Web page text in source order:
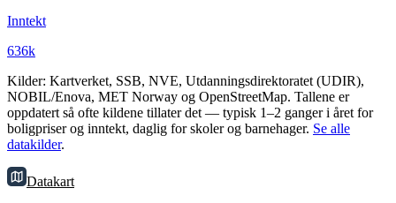
Inntekt
636k
Kilder: Kartverket, SSB, NVE, Utdanningsdirektoratet (UDIR),
NOBIL/Enova, MET Norway og OpenStreetMap. Tallene er
oppdatert så ofte kildene tillater det — typisk 1–2 ganger i året for
boligpriser og inntekt, daglig for skoler og barnehager. Se alle
datakilder.
Datakart